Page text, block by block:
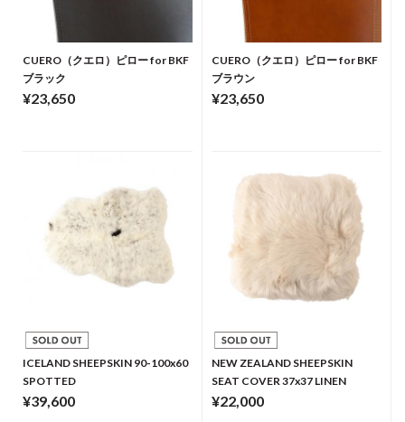
CUERO（クエロ）ピロー for BKF
ブラック
¥23,650
CUERO（クエロ）ピロー for BKF
ブラウン
¥23,650
ICELAND SHEEPSKIN 90-100x60
SPOTTED
¥39,600
NEW ZEALAND SHEEPSKIN
SEAT COVER 37x37 LINEN
¥22,000